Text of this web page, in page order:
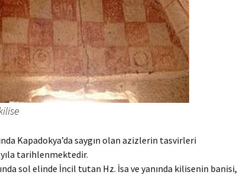
Kapadokya’da saygın olan azizlerin tasvirleri
tarihlenmektedir.
sol elinde İncil tutan Hz. İsa ve yanında kilisenin banisi,